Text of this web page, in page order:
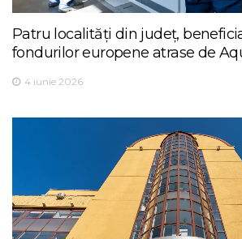
Patru localități din județ,
fondurilor europene atrase de
4 iunie 2026